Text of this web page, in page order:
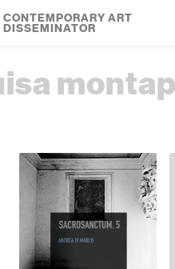
CONTEMPORARY ART
DISSEMINATOR